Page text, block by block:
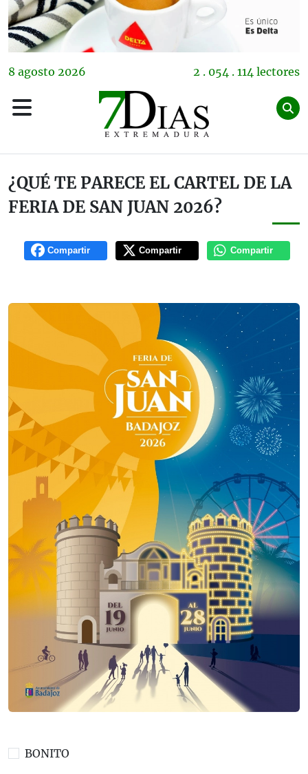
8 agosto 2026 2 . 054 . 114 lectores
¿QUÉ TE PARECE EL CARTEL DE LA
FERIA DE SAN JUAN 2026?
Compartir Compartir Compartir
BONITO